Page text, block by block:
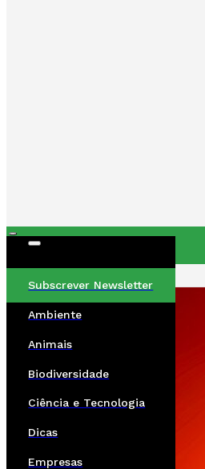
Subscrever Newsletter
Ambiente
Animais
Biodiversidade
Ciência e Tecnologia
Dicas
Empresas